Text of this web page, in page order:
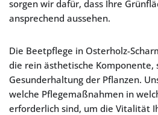
sorgen wir dafür, dass Ihre
ansprechend aussehen.
Die Beetpflege in Osterholz-
die rein ästhetische Komponente,
Gesunderhaltung der Pflanzen.
welche Pflegemaßnahmen in
erforderlich sind, um die Vitalität